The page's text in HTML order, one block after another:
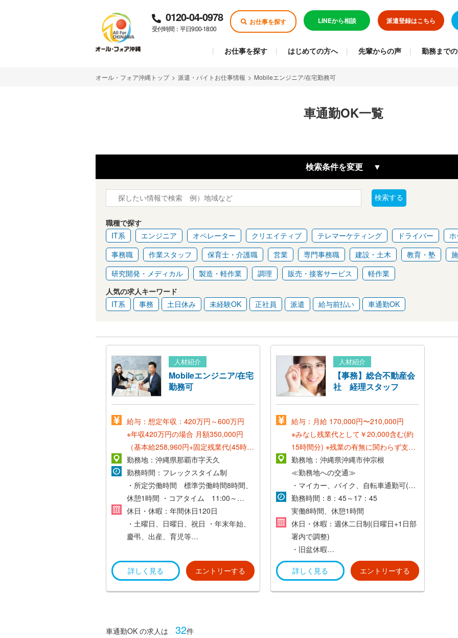
0120-04-0978
受付時間：平日9:00-18:00
お仕事を探す LINEから相談 派遣登録はこちら
お仕事を探す はじめての方へ 先輩からの声 勤務まで
オール・フォア沖縄トップ > 派遣・バイトお仕事情報 > Mobileエンジニア/在宅勤務可
車通勤OK一覧
検索条件を変更
検索する
職種で探す
IT系
エンジニア オペレーター クリエイティブ テレマーケティング ドライバー
事務職
作業スタッフ 保育士・介護職 営業 専門事務職 建設・土木 教育・塾
研究開発・メディカル
製造・軽作業 調理 販売・接客サービス
軽作業
人気の求人キーワード
IT系
事務 土日休み 未経験OK 正社員 派遣 給与前払い 車通勤OK
人材紹介
Mobileエンジニア/在宅
勤務可
給与：想定年収：420万円～600万円
※年収420万円の場合 月額350,000円
（基本給258,960円+固定残業代(45時
間)91,040円）
ご希望と経験等を考慮し、当社規定に
より決定いたします。
勤務地：沖縄県那覇市字天久
勤務時間：フレックスタイム制
・所定労働時間 標準労働時間8時間、
休憩1時間 ・コアタイム 11:00～
15:00
※時間外労働あり
休日・休暇：年間休日120日
・土曜日、日曜日、祝日 ・年末年始、
慶弔、出産、育児等
詳しく見る エントリーする
人材紹介
【事務】総合不動産会
社 経理スタッフ
給与：月給 170,000円〜210,000円
※みなし残業代として￥20,000含む(約
15時間分) ※残業の有無に関わらず支払
われます。
※超過した場合は別途支給。
※業務実績によりインセンティブ制度有
り→別途、¥30,000支給!!
勤務地：沖縄県沖縄市仲宗根
≪勤務地への交通≫
・マイカー、バイク、自転車通勤可(無
料駐車場、無料駐輪場完備)
・交通費支給 (最大￥20,000)
勤務時間：8：45～17：45
実働8時間、休憩1時間
休日・休暇：週休二日制(日曜日+1日部
署内で調整)
・旧盆休暇
・年末年始休暇
詳しく見る
エントリーする
車通勤OK の求人は 32件